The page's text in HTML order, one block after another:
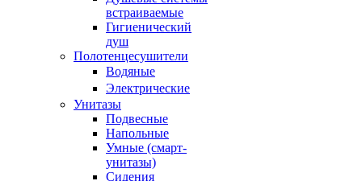
встраиваемые
Гигиенический
душ
Полотенцесушители
ㅤВодяные
ㅤЭлектрические
Унитазы
Подвесные
Напольные
Умные (смарт-
унитазы)
Сидения